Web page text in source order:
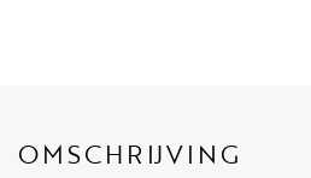
OMSCHRIJVING
LOCAL LIFE